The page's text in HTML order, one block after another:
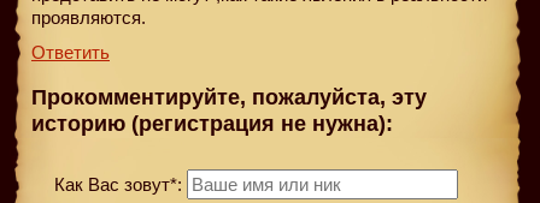
проявляются.
Ответить
Прокомментируйте, пожалуйста, эту
историю (регистрация не нужна):
Как Вас зовут*: